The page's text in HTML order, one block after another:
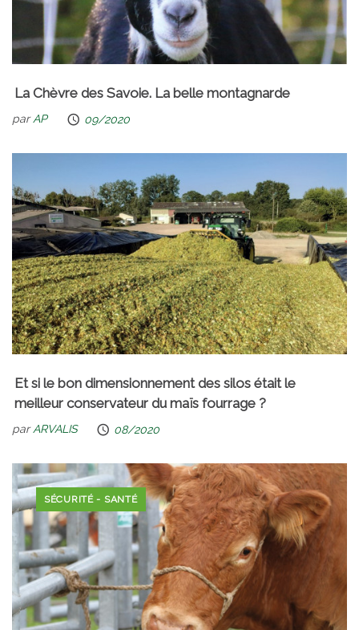
La Chèvre des Savoie. La belle montagnarde
parAP 09/2020
Et si le bon dimensionnement des silos était le
meilleur conservateur du maïs fourrage ?
parARVALIS 08/2020
SÉCURITÉ - SANTÉ